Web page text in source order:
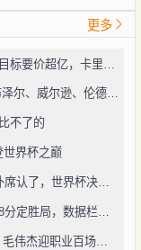
更多
Bleacher Report晒2026届新秀夏联评分：布泽尔、威尔逊、伦德博格摘A
不了的
世界杯之巅
两次炸场都是帕雷德斯！4年前爆射荷兰替补席认了，世界杯决赛再演冲突
大连英博3-1双杀泰山！李国旭曝赢球密码，毛伟杰迎职业百场里程碑